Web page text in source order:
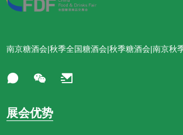
南京糖酒会|秋季全国糖酒会|秋季糖酒会|南京秋
展会优势